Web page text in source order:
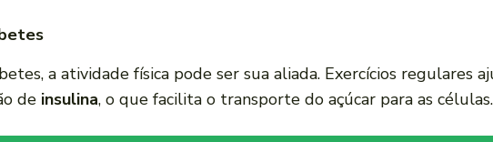
a atividade física pode ser sua aliada. Exercícios regulares
de insulina, o que facilita o transporte do açúcar para as